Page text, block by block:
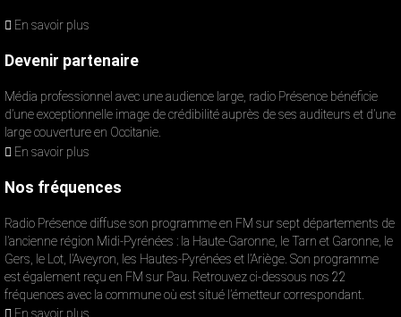
En savoir plus
Devenir partenaire
Média professionnel avec une audience large, radio Présence bénéficie
d’une exceptionnelle image de crédibilité auprès de ses auditeurs et d’une
large couverture en Occitanie.
En savoir plus
Nos fréquences
Radio Présence diffuse son programme en FM sur sept départements de
l’ancienne région Midi-Pyrénées : la Haute-Garonne, le Tarn et Garonne, le
Gers, le Lot, l’Aveyron, les Hautes-Pyrénées et l’Ariège. Son programme
est également reçu en FM sur Pau. Retrouvez ci-dessous nos 22
fréquences avec la commune où est situé l’émetteur correspondant.
En savoir plus